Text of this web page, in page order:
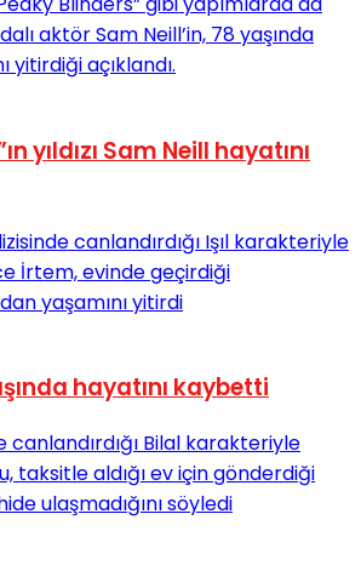
yıldızı Sam Neill hayatını
hayatını kaybetti